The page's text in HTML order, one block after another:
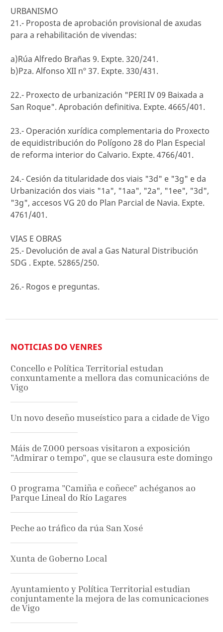
URBANISMO
21.- Proposta de aprobación provisional de axudas
para a rehabilitación de vivendas:
a)Rúa Alfredo Brañas 9. Expte. 320/241.
b)Pza. Alfonso XII nº 37. Expte. 330/431.
22.- Proxecto de urbanización "PERI IV 09 Baixada a
San Roque". Aprobación definitiva. Expte. 4665/401.
23.- Operación xurídica complementaria do Proxecto
de equidistribución do Polígono 28 do Plan Especial
de reforma interior do Calvario. Expte. 4766/401.
24.- Cesión da titularidade dos viais "3d" e "3g" e da
Urbanización dos viais "1a", "1aa", "2a", "1ee", "3d",
"3g", accesos VG 20 do Plan Parcial de Navia. Expte.
4761/401.
VIAS E OBRAS
25.- Devolución de aval a Gas Natural Distribución
SDG . Expte. 52865/250.
26.- Rogos e preguntas.
NOTICIAS DO VENRES
Concello e Política Territorial estudan
conxuntamente a mellora das comunicacións de
Vigo
Un novo deseño museístico para a cidade de Vigo
Máis de 7.000 persoas visitaron a exposición
"Admirar o tempo", que se clausura este domingo
O programa "Camiña e coñece" achéganos ao
Parque Lineal do Río Lagares
Peche ao tráfico da rúa San Xosé
Xunta de Goberno Local
Ayuntamiento y Política Territorial estudian
conjuntamente la mejora de las comunicaciones
de Vigo